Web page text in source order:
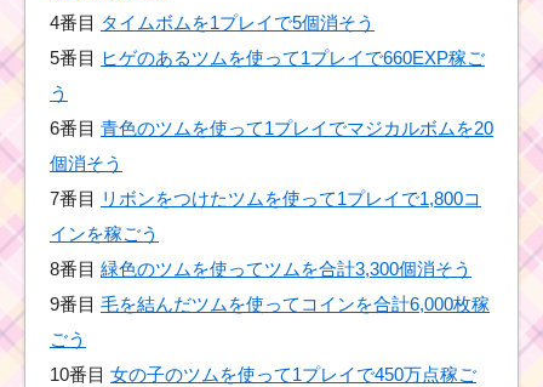
2,250Exp稼ぐを攻略す
る方法
ツムツム11月プーさん
攻略
ツムで1プレイで
攻略するキャラ
4番目 タイムボムを1プレイで5個消そう
5番目 ヒゲのあるツムを使って1プレイで660EXP稼ご
う
6番目 青色のツムを使って1プレイでマジカルボムを20
個消そう
7番目 リボンをつけたツムを使って1プレイで1,800コ
インを稼ごう
8番目 緑色のツムを使ってツムを合計3,300個消そう
9番目 毛を結んだツムを使ってコインを合計6,000枚稼
ごう
10番目 女の子のツムを使って1プレイで450万点稼ご